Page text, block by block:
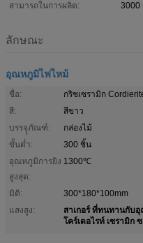
สามารถในการผลิต:
3000
ลักษณะ
อุณหภูมิไฟไหม้
ชื่อ:
กริชเซรามิก
สี:
สีขาว
บรรจุุภัณฑ์:
กล่องไม้
ขั้นต่ำ:
300 ชิ้น
อุณหภูมิการยิง
สูงสุด:
1300℃
มิติ:
300*180*100mm
แสงสูง:
สาเกอร์ ที่ทนทานกับ
โคร์เดอไรท์ เซรามิก